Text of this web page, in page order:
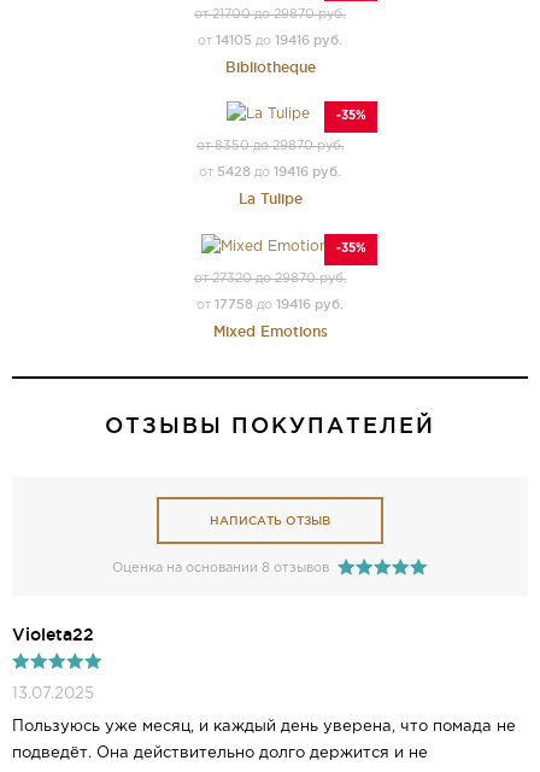
от 21700 до 29870 руб.
от 14105 до 19416 руб.
Bibliotheque
-35%
от 8350 до 29870 руб.
от 5428 до 19416 руб.
La Tulipe
-35%
от 27320 до 29870 руб.
от 17758 до 19416 руб.
Mixed Emotions
ОТЗЫВЫ ПОКУПАТЕЛЕЙ
НАПИСАТЬ ОТЗЫВ
Оценка на основании 8 отзывов
Violeta22
13.07.2025
Пользуюсь уже месяц, и каждый день уверена, что помада не
подведёт. Она действительно долго держится и не